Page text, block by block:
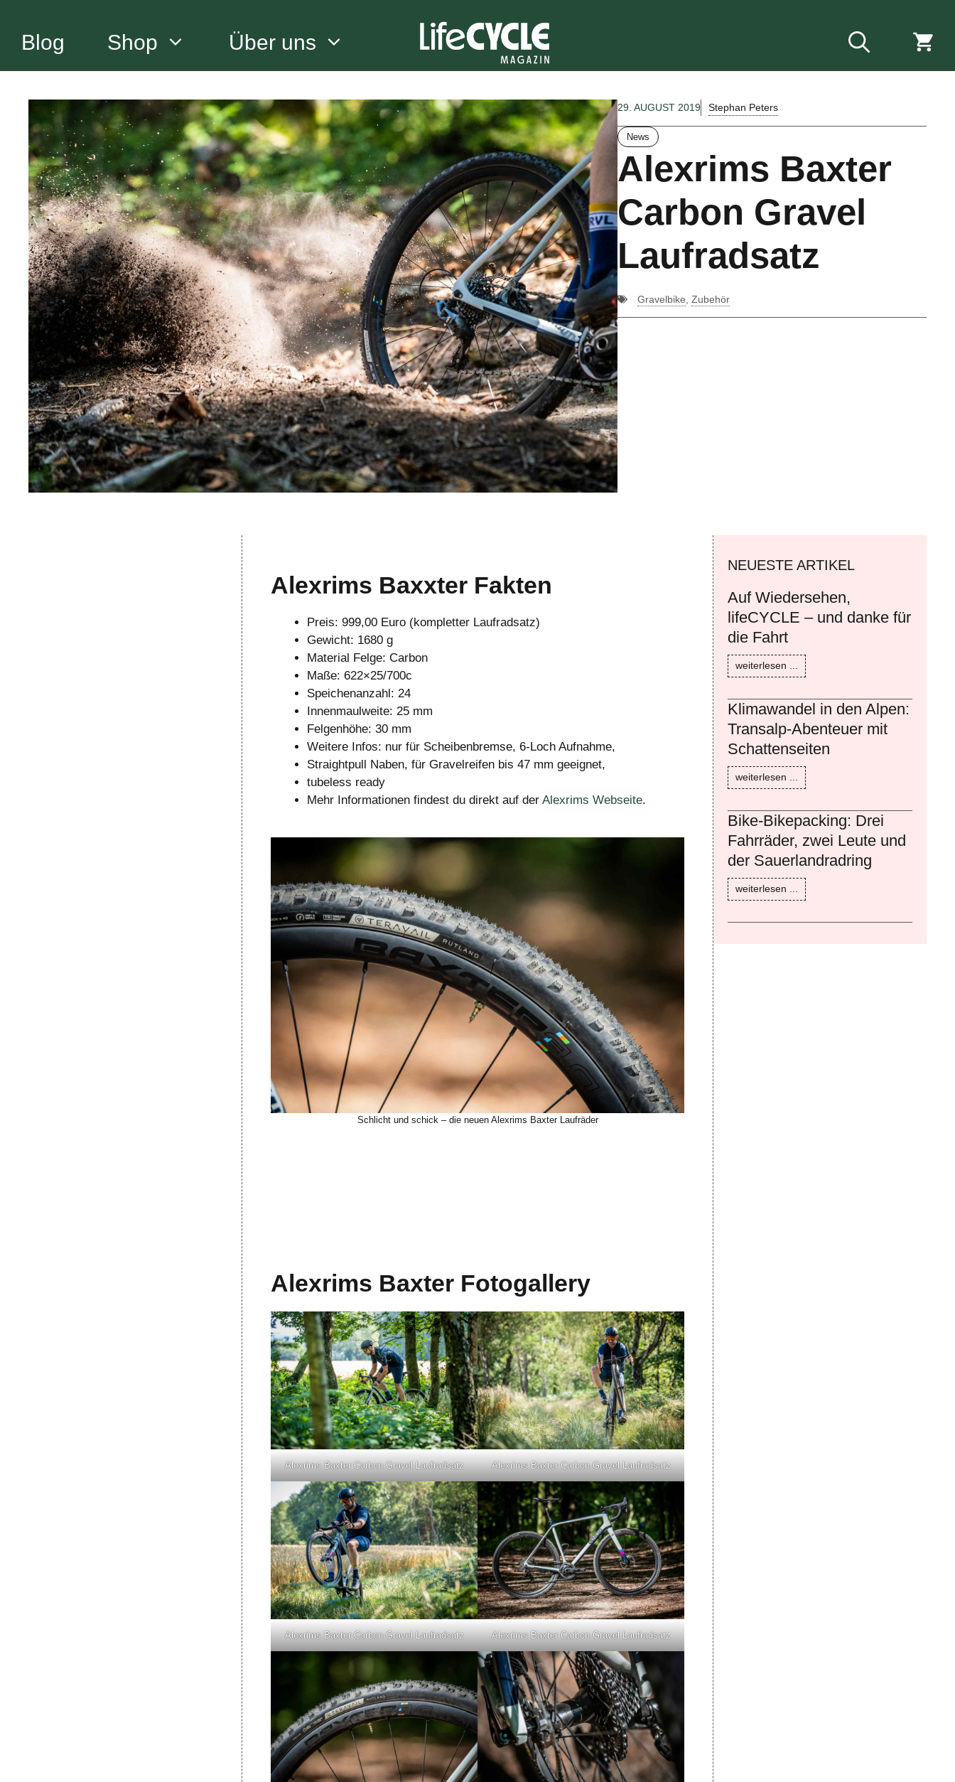
springen
Blog Shop Über uns
29. AUGUST 2019 Stephan Peters
News
Alexrims Baxter
Carbon Gravel
Laufradsatz
Gravelbike,Zubehör
Alexrims Baxxter Fakten
Preis: 999,00 Euro (kompletter Laufradsatz)
Gewicht: 1680 g
Material Felge: Carbon
Maße: 622×25/700c
Speichenanzahl: 24
Innenmaulweite: 25 mm
Felgenhöhe: 30 mm
Weitere Infos: nur für Scheibenbremse, 6-Loch Aufnahme,
Straightpull Naben, für Gravelreifen bis 47 mm geeignet,
tubeless ready
Mehr Informationen findest du direkt auf der Alexrims Webseite.
Schlicht und schick – die neuen Alexrims Baxter Laufräder
Alexrims Baxter Fotogallery
Alexrims Baxter Carbon Gravel Laufradsatz Alexrims Baxter Carbon Gravel Laufradsatz
Alexrims Baxter Carbon Gravel Laufradsatz Alexrims Baxter Carbon Gravel Laufradsatz
NEUESTE ARTIKEL
Auf Wiedersehen,
lifeCYCLE – und danke für
die Fahrt
weiterlesen ...
Klimawandel in den Alpen:
Transalp-Abenteuer mit
Schattenseiten
weiterlesen ...
Bike-Bikepacking: Drei
Fahrräder, zwei Leute und
der Sauerlandradring
weiterlesen ...